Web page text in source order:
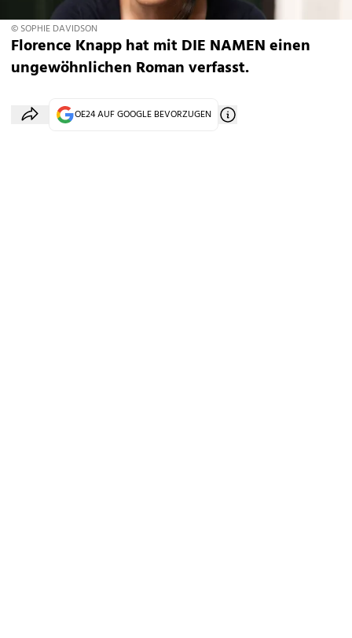
© SOPHIE DAVIDSON
Florence Knapp hat mit DIE NAMEN einen
ungewöhnlichen Roman verfasst.
OE24 AUF GOOGLE BEVORZUGEN